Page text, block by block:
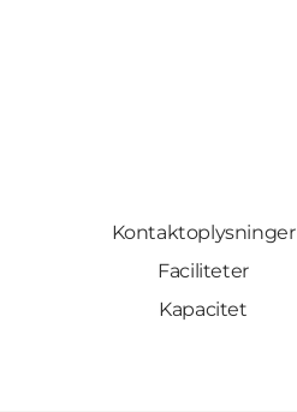
Kontaktoplysninger
Faciliteter
Kapacitet